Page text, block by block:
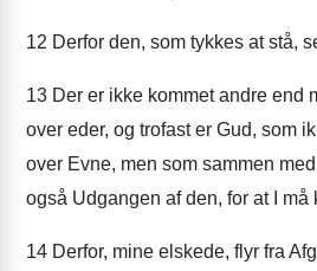
12 Derfor den, som tykkes at stå,
13 Der er ikke kommet andre end
over eder, og trofast er Gud, som
over Evne, men som sammen
også Udgangen af den, for at I må
14 Derfor, mine elskede, flyr fra